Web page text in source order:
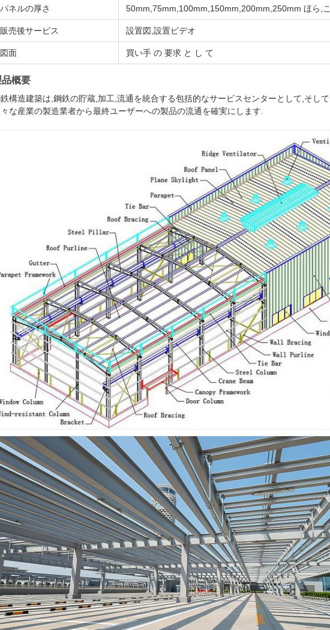
パネルの厚さ 50mm,75mm,100mm,150mm,200mm,250mm ほら,
販売後サービス 設置図,設置ビデオ
図面 買い手 の 要求 と し て
品概要
構造建築は,鋼鉄の貯蔵,加工,流通を統合する包括的なサービスセンターとして,そし
な産業の製造業者から最終ユーザーへの製品の流通を確実にします.